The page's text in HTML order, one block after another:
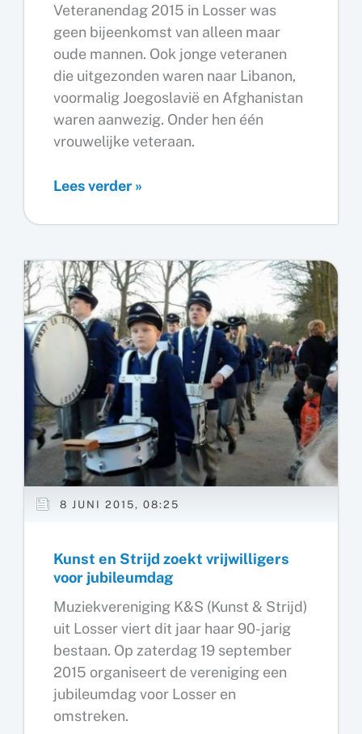
Veteranendag 2015 in Losser was
geen bijeenkomst van alleen maar
oude mannen. Ook jonge veteranen
die uitgezonden waren naar Libanon,
voormalig Joegoslavië en Afghanistan
waren aanwezig. Onder hen één
vrouwelijke veteraan.
Jonge
veteranen
komen
samen
in
Losser
Lees verder »
8 JUNI 2015, 08:25
Kunst en Strijd zoekt vrijwilligers
voor jubileumdag
Muziekvereniging K&S (Kunst & Strijd)
uit Losser viert dit jaar haar 90-jarig
bestaan. Op zaterdag 19 september
2015 organiseert de vereniging een
jubileumdag voor Losser en
omstreken.